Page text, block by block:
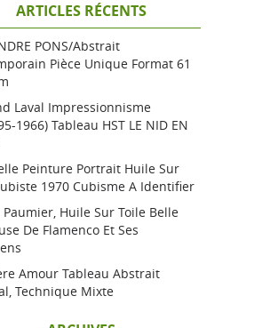
ARTICLES RÉCENTS
PONS/Abstrait
Pièce Unique Format 61
Laval Impressionnisme
1966) Tableau HST LE NID EN
Peinture Portrait Huile Sur
1970 Cubisme A Identifier
Huile Sur Toile Belle
De Flamenco Et Ses
Amour Tableau Abstrait
Technique Mixte